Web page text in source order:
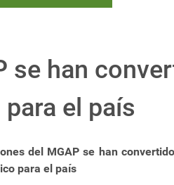
se han
el país
del MGAP se han
para el país